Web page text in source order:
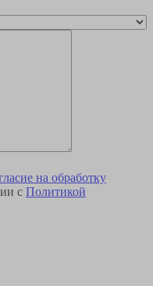
на обработку
с Политикой